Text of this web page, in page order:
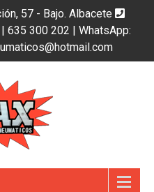
57 - Bajo. Albacete
635 300 202 | WhatsApp: